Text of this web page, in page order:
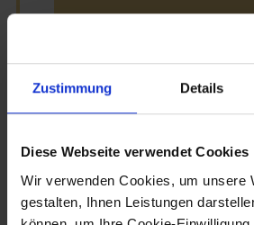
Zustimmung Details
Diese Webseite verwendet Cookies
Wir verwenden Cookies, um unsere
gestalten, Ihnen Leistungen
21.8.1477
Eroberung Klosterneuburgs
Ungarn
10.11.1477